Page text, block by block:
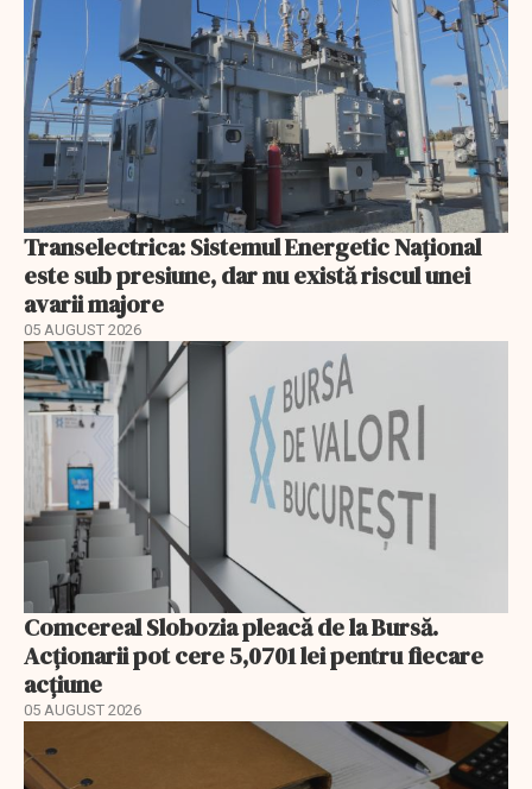
Transelectrica: Sistemul Energetic Național
este sub presiune, dar nu există riscul unei
avarii majore
05 AUGUST 2026
Comcereal Slobozia pleacă de la Bursă.
Acționarii pot cere 5,0701 lei pentru fiecare
acțiune
05 AUGUST 2026